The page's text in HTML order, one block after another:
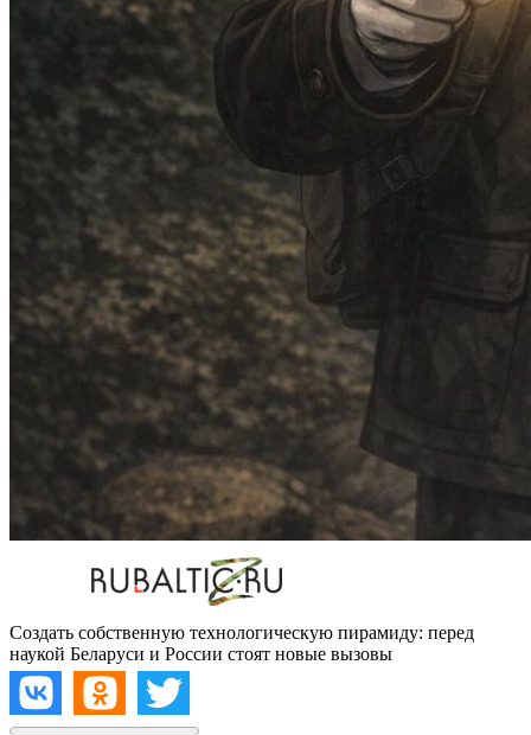
Создать собственную технологическую пирамиду: перед
наукой Беларуси и России стоят новые вызовы